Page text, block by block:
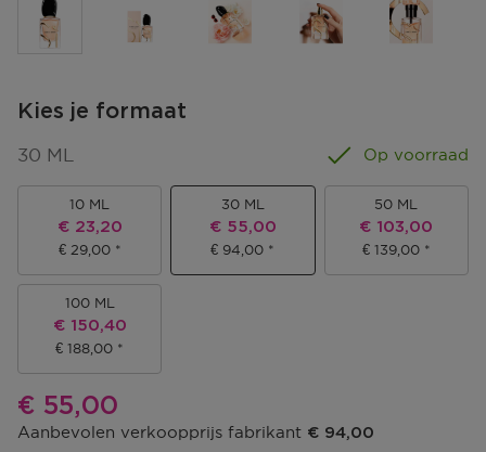
Kies je formaat
30 ML Op voorraad
10 ML
Kortingsprijs
€ 23,20
€ 29,00
30 ML
Kortingsprijs
€ 55,00
€ 94,00
50 ML
Kortingsprijs
€ 103,00
€ 139,00
100 ML
Kortingsprijs
€ 150,40
€ 188,00
Kortingsprijs
€ 55,00
Aanbevolen verkoopprijs fabrikant € 94,00